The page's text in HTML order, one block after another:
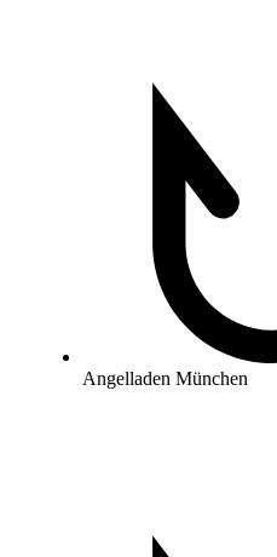
Angelladen München